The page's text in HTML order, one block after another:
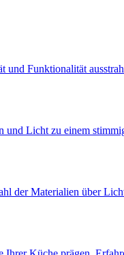
Funktionalität
Licht zu einem
der Materialien über